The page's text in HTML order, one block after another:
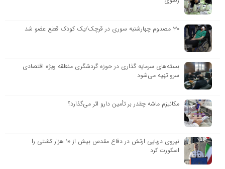
۳۰ مصدوم چهارشنبه سوری در قرچک/یک کودک قطع عضو شد
بسته‌های سرمایه گذاری در حوزه گردشگری منطقه ویژه اقتصادی
سرو تهیه می‌شود
مکانیزم ماشه چقدر بر تأمین دارو اثر می‌گذارد؟
نیروی دریایی ارتش در دفاع مقدس بیش از ۱۰ هزار کشتی را
اسکورت کرد